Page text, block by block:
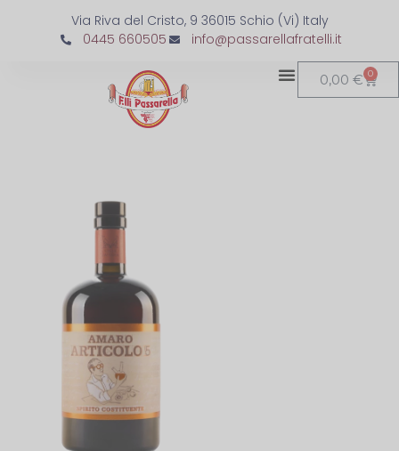
Via Riva del Cristo, 9 36015 Schio (Vi) Italy
0445 660505
info@passarellafratelli.it
0,00€ 0